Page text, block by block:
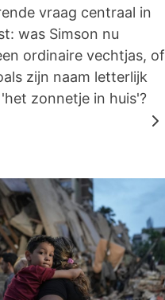
vraag centraal in
was Simson nu
ordinaire vechtjas, of
zijn naam letterlijk
zonnetje in huis'?